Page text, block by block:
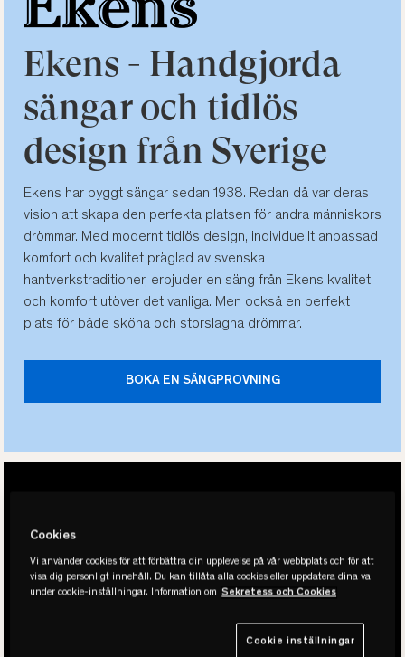
Ekens - Handgjorda
sängar och tidlös
design från Sverige
Ekens har byggt sängar sedan 1938. Redan då var deras
vision att skapa den perfekta platsen för andra människors
drömmar. Med modernt tidlös design, individuellt anpassad
komfort och kvalitet präglad av svenska
hantverkstraditioner, erbjuder en säng från Ekens kvalitet
och komfort utöver det vanliga. Men också en perfekt
plats för både sköna och storslagna drömmar.
BOKA EN SÄNGPROVNING
Cookies
Vi använder cookies för att förbättra din upplevelse på vår webbplats och för att
visa dig personligt innehåll. Du kan tillåta alla cookies eller uppdatera dina val
under cookie-inställningar. Information om Sekretess och Cookies
Cookie inställningar